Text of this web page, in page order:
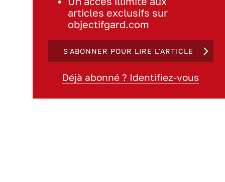
articles exclusifs sur
objectifgard.com
S'ABONNER POUR LIRE L'ARTICLE
Déjà abonné ? Identifiez-vous